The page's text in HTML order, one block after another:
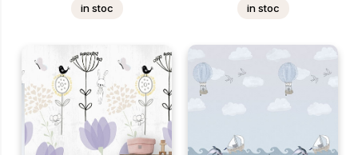
in stoc in stoc